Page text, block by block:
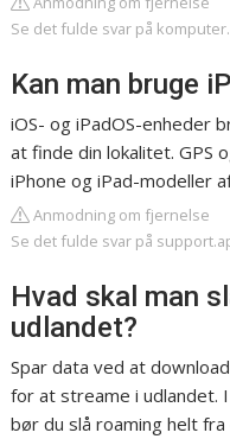
Se det fulde svar på
Kan man bruge
iOS- og iPadOS-enheder
at finde din lokalitet. GPS
iPhone og iPad-modeller
Anmodning om fjernelse
Se det fulde svar på
Hvad skal man
udlandet?
Spar data ved at
for at streame i udlandet.
bør du slå roaming helt